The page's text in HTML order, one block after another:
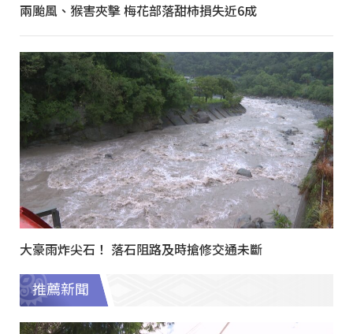
兩颱風、猴害夾擊 梅花部落甜柿損失近6成
大豪雨炸尖石！ 落石阻路及時搶修交通未斷
推薦新聞